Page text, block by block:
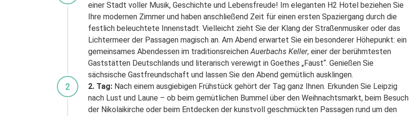
einer Stadt voller Musik, Geschichte und Lebensfreude! Im eleganten H2 Hotel beziehen Sie
Ihre modernen Zimmer und haben anschließend Zeit für einen ersten Spaziergang durch die
festlich beleuchtete Innenstadt. Vielleicht zieht Sie der Klang der Straßenmusiker oder das
Lichtermeer der Passagen magisch an. Am Abend erwartet Sie ein besonderer Höhepunkt: ein
gemeinsames Abendessen im traditionsreichenAuerbachs Keller, einer der berühmtesten
Gaststätten Deutschlands und literarisch verewigt in Goethes „Faust“. Genießen Sie
sächsische Gastfreundschaft und lassen Sie den Abend gemütlich ausklingen.
2 2. Tag: Nach einem ausgiebigen Frühstück gehört der Tag ganz Ihnen. Erkunden Sie Leipzig
nach Lust und Laune – ob beim gemütlichen Bummel über den Weihnachtsmarkt, beim Besuch
der Nikolaikirche oder beim Entdecken der kunstvoll geschmückten Passagen rund um den